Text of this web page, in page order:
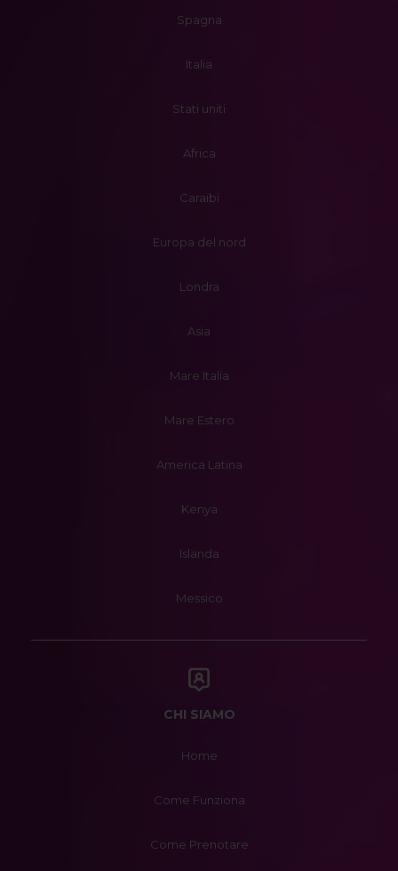
Spagna
Italia
Stati uniti
Africa
Caraibi
Europa del nord
Londra
Asia
Mare Italia
Mare Estero
America Latina
Kenya
Islanda
Messico
CHI SIAMO
Home
Come Funziona
Come Prenotare